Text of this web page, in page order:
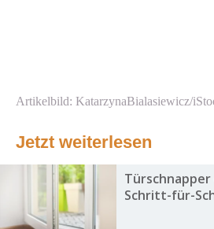
Artikelbild: KatarzynaBialasiewicz/
Jetzt weiterlesen
Türschnapper
Schritt-für-